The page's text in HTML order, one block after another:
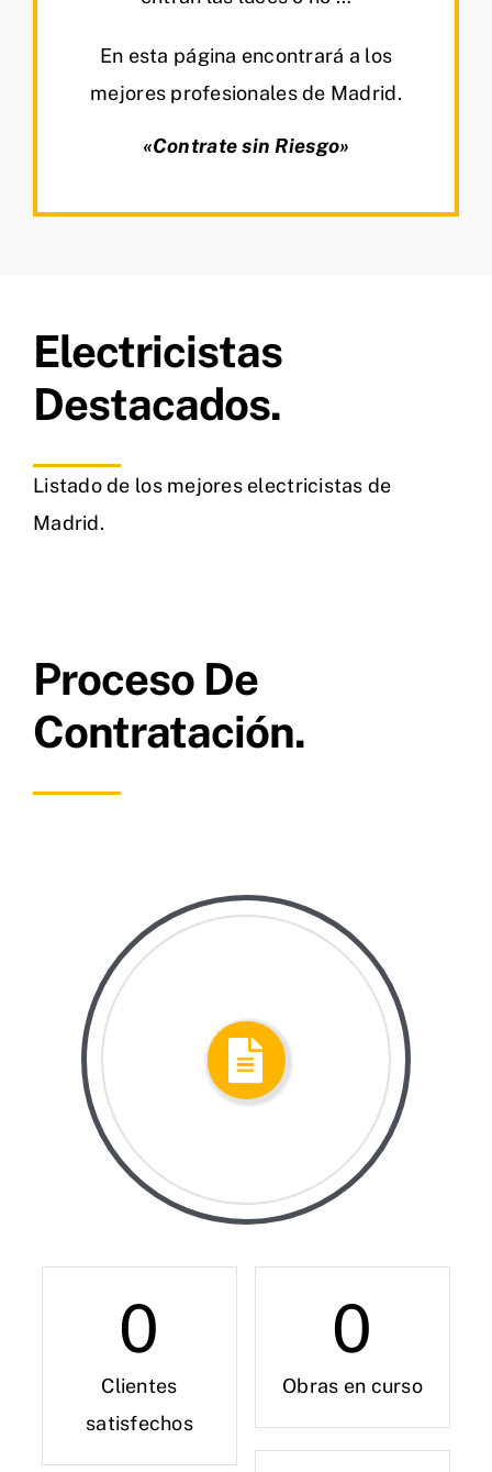
En esta página encontrará a los
mejores profesionales de Madrid.
«Contrate sin Riesgo»
Electricistas
Destacados.
Listado de los mejores electricistas de
Madrid.
Proceso De
Contratación.
0
Obras en curso
0
Clientes
satisfechos